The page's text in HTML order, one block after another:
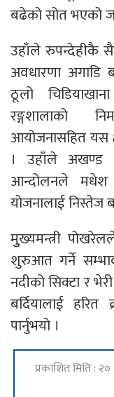
बढेको सोत भएको
उहाँले रुपन्देहीकै
अवधारणा अगाडि
ठूलो
रङ्गशालाको
आयोजनासहित यस
। उहाँले अखण्ड
आन्दोलनले मधेश
योजनालाई निस्तेज
मुुख्यमन्त्री
शुरुआत गर्ने
नदीको सिक्टा र
बर्दियालाई
पार्नुभयो ।
प्रकाशित मिति :